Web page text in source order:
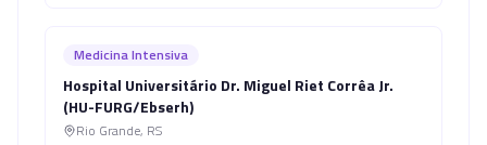
Medicina Intensiva
Hospital Universitário Dr. Miguel Riet Corrêa Jr.
(HU-FURG/Ebserh)
Rio Grande, RS